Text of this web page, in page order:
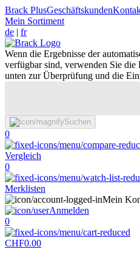
Brack PlusGeschäftskunden
Mein Sortiment
de | fr
Wenn die Ergebnisse der
verfügbar sind, verwenden Sie die
unten zur Überprüfung und die
Suchen
0
Vergleich
0
Merklisten
Mein
Anmelden
0
CHF0.00